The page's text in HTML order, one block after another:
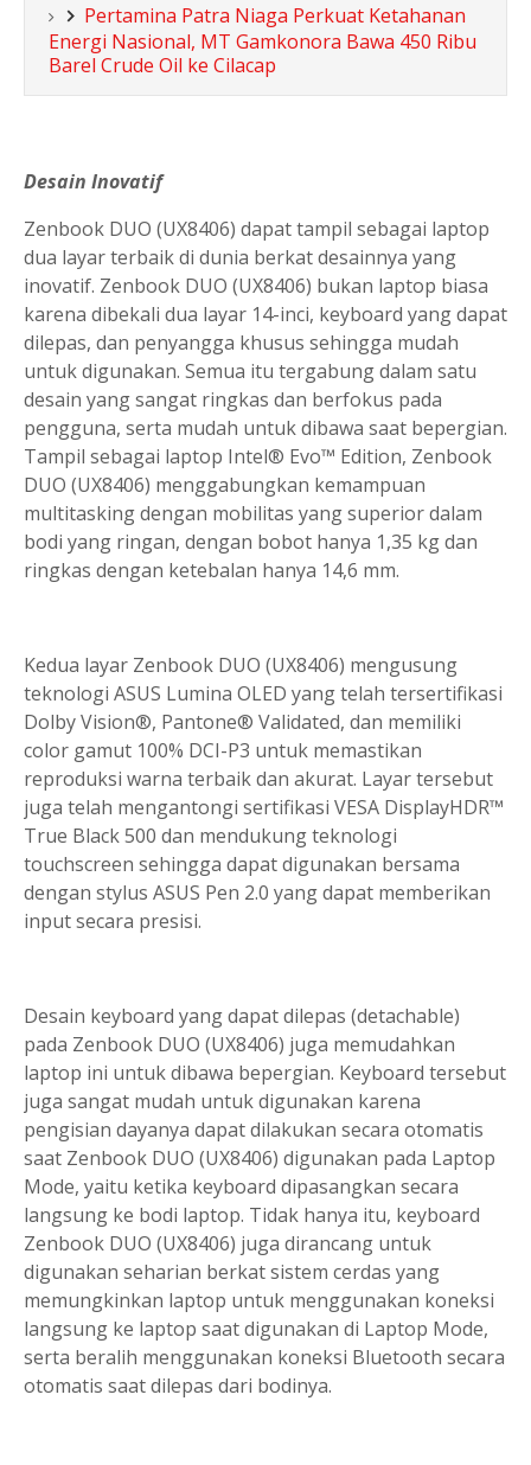
Pertamina Patra Niaga Perkuat Ketahanan
Energi Nasional, MT Gamkonora Bawa 450 Ribu
Barel Crude Oil ke Cilacap
Desain Inovatif
Zenbook DUO (UX8406) dapat tampil sebagai laptop
dua layar terbaik di dunia berkat desainnya yang
inovatif. Zenbook DUO (UX8406) bukan laptop biasa
karena dibekali dua layar 14-inci, keyboard yang dapat
dilepas, dan penyangga khusus sehingga mudah
untuk digunakan. Semua itu tergabung dalam satu
desain yang sangat ringkas dan berfokus pada
pengguna, serta mudah untuk dibawa saat bepergian.
Tampil sebagai laptop Intel® Evo™ Edition, Zenbook
DUO (UX8406) menggabungkan kemampuan
multitasking dengan mobilitas yang superior dalam
bodi yang ringan, dengan bobot hanya 1,35 kg dan
ringkas dengan ketebalan hanya 14,6 mm.
Kedua layar Zenbook DUO (UX8406) mengusung
teknologi ASUS Lumina OLED yang telah tersertifikasi
Dolby Vision®, Pantone® Validated, dan memiliki
color gamut 100% DCI-P3 untuk memastikan
reproduksi warna terbaik dan akurat. Layar tersebut
juga telah mengantongi sertifikasi VESA DisplayHDR™
True Black 500 dan mendukung teknologi
touchscreen sehingga dapat digunakan bersama
dengan stylus ASUS Pen 2.0 yang dapat memberikan
input secara presisi.
Desain keyboard yang dapat dilepas (detachable)
pada Zenbook DUO (UX8406) juga memudahkan
laptop ini untuk dibawa bepergian. Keyboard tersebut
juga sangat mudah untuk digunakan karena
pengisian dayanya dapat dilakukan secara otomatis
saat Zenbook DUO (UX8406) digunakan pada Laptop
Mode, yaitu ketika keyboard dipasangkan secara
langsung ke bodi laptop. Tidak hanya itu, keyboard
Zenbook DUO (UX8406) juga dirancang untuk
digunakan seharian berkat sistem cerdas yang
memungkinkan laptop untuk menggunakan koneksi
langsung ke laptop saat digunakan di Laptop Mode,
serta beralih menggunakan koneksi Bluetooth secara
otomatis saat dilepas dari bodinya.